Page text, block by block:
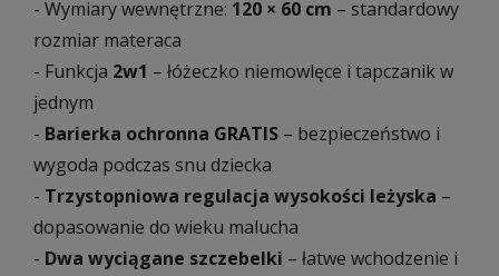
- Wymiary wewnętrzne: 120 × 60 cm – standardowy
rozmiar materaca
- Funkcja 2w1 – łóżeczko niemowlęce i tapczanik w
jednym
- Barierka ochronna GRATIS – bezpieczeństwo i
wygoda podczas snu dziecka
- Trzystopniowa regulacja wysokości leżyska –
dopasowanie do wieku malucha
- Dwa wyciągane szczebelki – łatwe wchodzenie i